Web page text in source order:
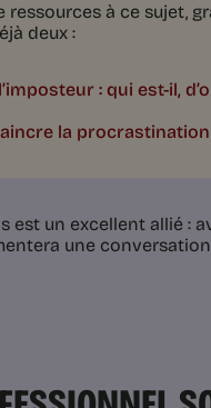
ressources à ce sujet,
deux :
: qui est-il,
la procrastination
est un excellent allié :
une